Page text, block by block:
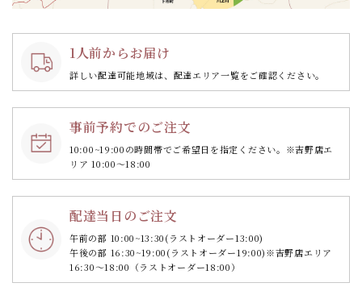
1人前からお届け
詳しい配達可能地域は、配達エリア一覧をご確認ください。
事前予約でのご注文
10:00~19:00の時間帯でご希望日を指定ください。 ※吉野店エ
リア 10:00～18:00
配達当日のご注文
午前の部 10:00~13:30(ラストオーダー13:00)
午後の部 16:30~19:00(ラストオーダー19:00)※吉野店エリア
16:30～18:00（ラストオーダー18:00）